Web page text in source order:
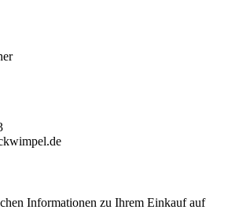
Informationen zu Ihrem Einkauf auf